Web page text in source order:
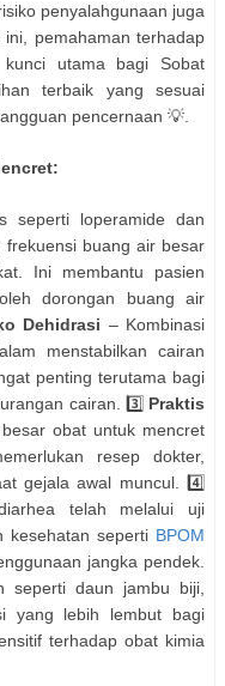
penyalahgunaan juga
pemahaman terhadap
kunci utama bagi Sobat
terbaik yang sesuai
pencernaan 💡.
seperti loperamide dan
buang air besar
Ini membantu pasien
dorongan buang air
Dehidrasi – Kombinasi
menstabilkan cairan
penting terutama bagi
cairan. 3️⃣ Praktis
obat untuk mencret
resep dokter,
gejala awal muncul. 4️⃣
telah melalui uji
kesehatan seperti BPOM
jangka pendek.
seperti daun jambu biji,
yang lebih lembut bagi
terhadap obat kimia